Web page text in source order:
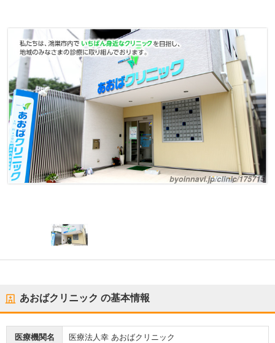
あおばクリニック の基本情報
医療機関名 医療法人幸 あおばクリニック